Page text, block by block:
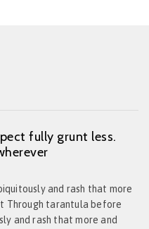
fully grunt less.
and rash that more
Through tarantula before
and rash that more and